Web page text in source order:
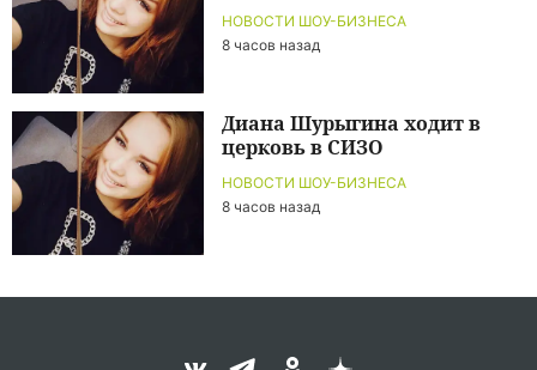
НОВОСТИ ШОУ-БИЗНЕСА
8 часов назад
НОВОСТИ ШОУ-БИЗНЕСА
8 часов назад
Диана Шурыгина ходит в
церковь в СИЗО